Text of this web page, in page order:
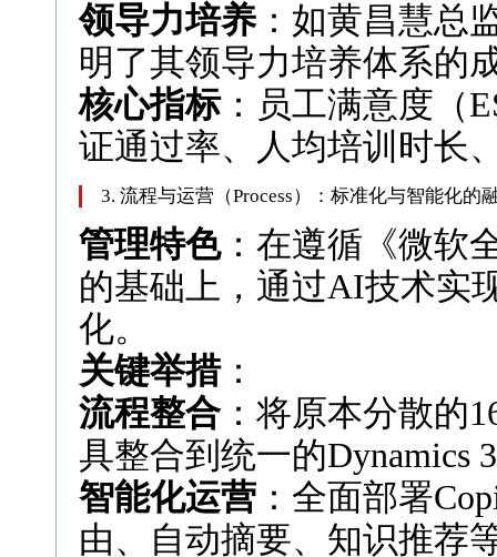
领导力培养：如黄昌慧总
明了其领导力培养体系的
核心指标：员工满意度（
证通过率、人均培训时长
3. 流程与运营（Process）：标准化与智能化的
管理特色：在遵循《微软
的基础上，通过AI技术实
化。
关键举措：
流程整合：将原本分散的
具整合到统一的Dynamics
智能化运营 ：全面部署
由、自动摘要、知识推荐